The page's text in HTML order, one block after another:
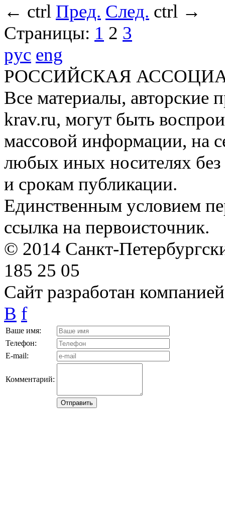
← ctrl Пред. След. ctrl →
Страницы: 1 2 3
рус eng
РОССИЙСКАЯ
Все материалы, авторские
krav.ru, могут быть
массовой информации, на
любых иных носителях
и срокам публикации.
Единственным условием
ссылка на первоисточник.
© 2014 Санкт-
185 25 05
Сайт разработан
B f
Ваше имя:
Телефон:
E-mail:
Комментарий: